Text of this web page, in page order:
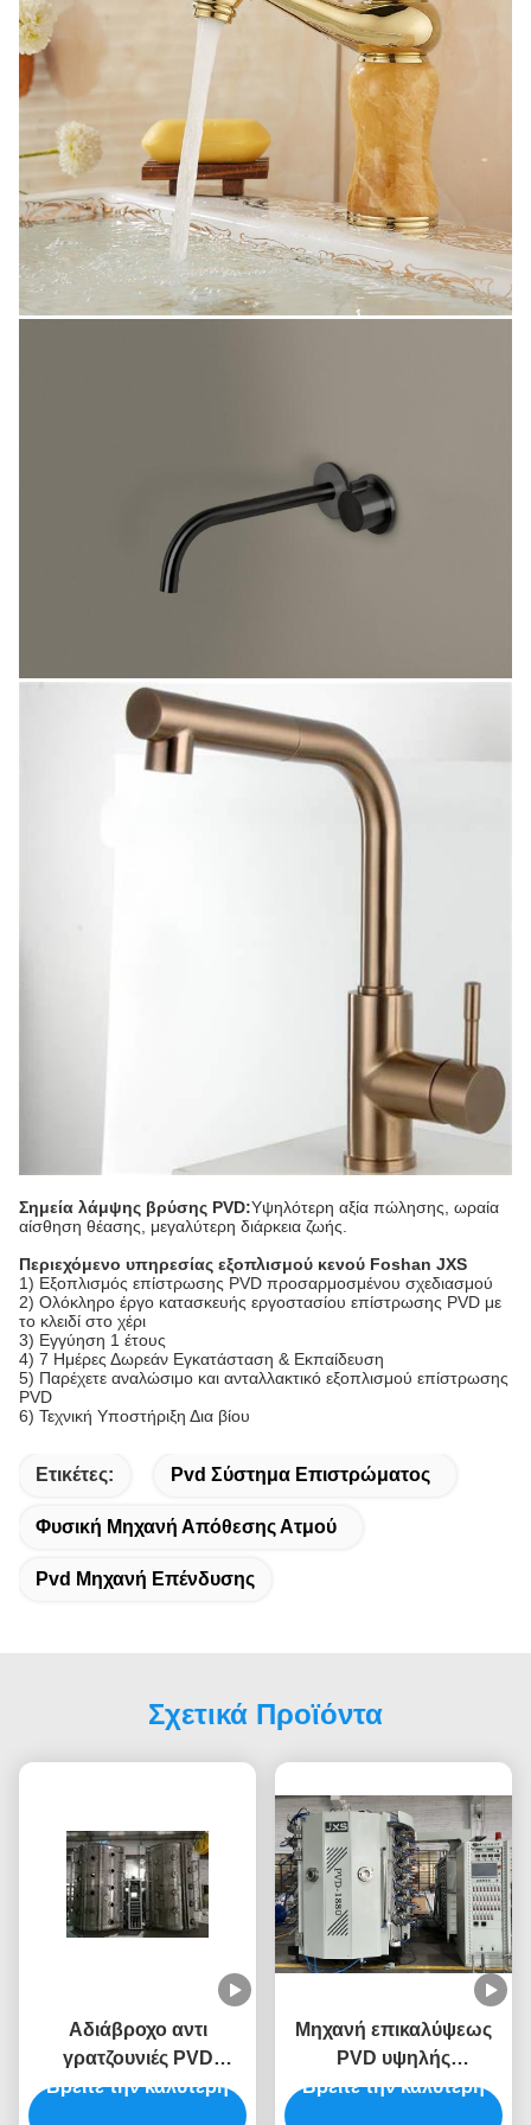
Σημεία λάμψης βρύσης PVD:Υψηλότερη αξία πώλησης, ωραία
αίσθηση θέασης, μεγαλύτερη διάρκεια ζωής.
Περιεχόμενο υπηρεσίας εξοπλισμού κενού Foshan JXS
1) Εξοπλισμός επίστρωσης PVD προσαρμοσμένου σχεδιασμού
2) Ολόκληρο έργο κατασκευής εργοστασίου επίστρωσης PVD με
το κλειδί στο χέρι
3) Εγγύηση 1 έτους
4) 7 Ημέρες Δωρεάν Εγκατάσταση & Εκπαίδευση
5) Παρέχετε αναλώσιμο και ανταλλακτικό εξοπλισμού επίστρωσης
PVD
6) Τεχνική Υποστήριξη Δια βίου
Ετικέτες: Pvd Σύστημα Επιστρώματος
Φυσική Μηχανή Απόθεσης Ατμού
Pvd Μηχανή Επένδυσης
Σχετικά Προϊόντα
Αδιάβροχο αντι
γρατζουνιές PVD
Vacuum Coating
Βρείτε την καλύτερη
Μηχανή επικαλύψεως
PVD υψηλής
λαμπρότητας,
Βρείτε την καλύτερη